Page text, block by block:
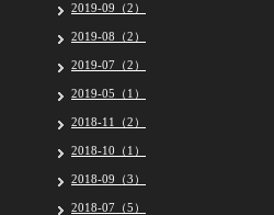
2019-09（2）
2019-08（2）
2019-07（2）
2019-05（1）
2018-11（2）
2018-10（1）
2018-09（3）
2018-07（5）